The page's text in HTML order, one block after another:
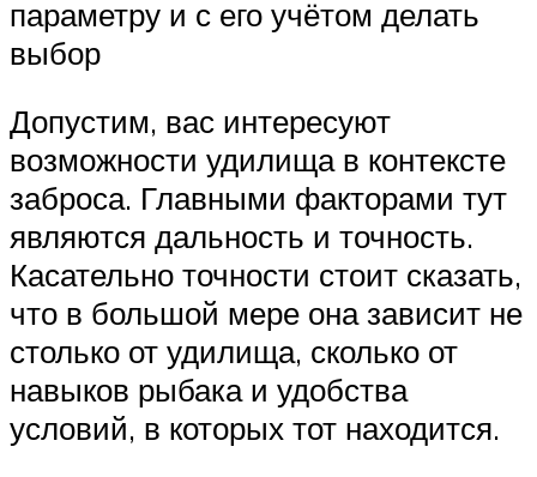
параметру и с его учётом делать
выбор
Допустим, вас интересуют
возможности удилища в контексте
заброса. Главными факторами тут
являются дальность и точность.
Касательно точности стоит сказать,
что в большой мере она зависит не
столько от удилища, сколько от
навыков рыбака и удобства
условий, в которых тот находится.